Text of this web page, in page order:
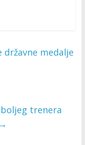
državne medalje
trenera
→